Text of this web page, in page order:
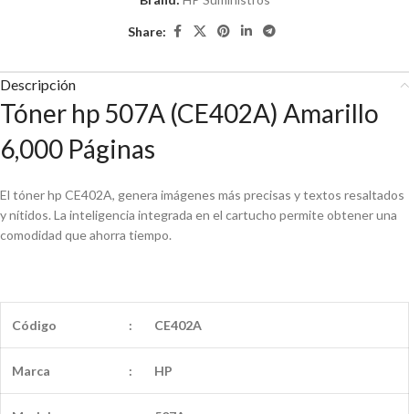
Share:
Descripción
Tóner hp 507A (CE402A) Amarillo
6,000 Páginas
El tóner hp CE402A, genera imágenes más precisas y textos resaltados
y nítidos. La inteligencia integrada en el cartucho permite obtener una
comodidad que ahorra tiempo.
Código : CE402A
Marca : HP